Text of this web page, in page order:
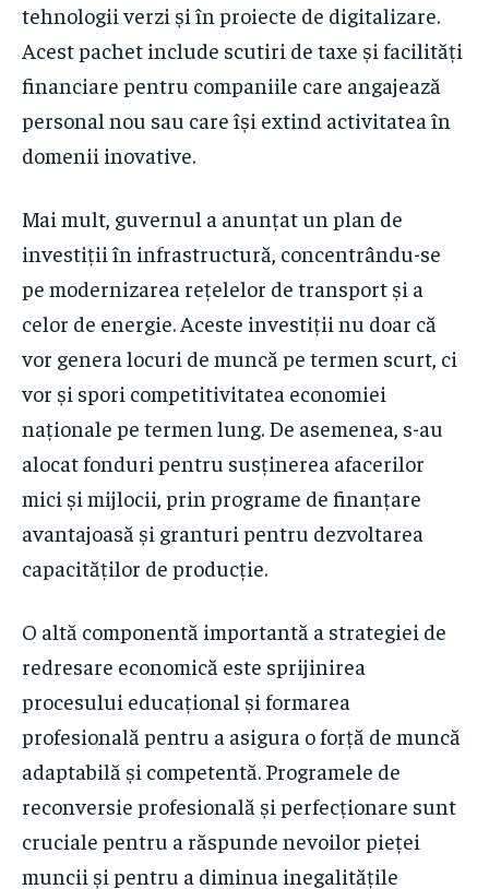
tehnologii verzi și în proiecte de digitalizare.
Acest pachet include scutiri de taxe și facilități
financiare pentru companiile care angajează
personal nou sau care își extind activitatea în
domenii inovative.
Mai mult, guvernul a anunțat un plan de
investiții în infrastructură, concentrându-se
pe modernizarea rețelelor de transport și a
celor de energie. Aceste investiții nu doar că
vor genera locuri de muncă pe termen scurt, ci
vor și spori competitivitatea economiei
naționale pe termen lung. De asemenea, s-au
alocat fonduri pentru susținerea afacerilor
mici și mijlocii, prin programe de finanțare
avantajoasă și granturi pentru dezvoltarea
capacităților de producție.
O altă componentă importantă a strategiei de
redresare economică este sprijinirea
procesului educațional și formarea
profesională pentru a asigura o forță de muncă
adaptabilă și competentă. Programele de
reconversie profesională și perfecționare sunt
cruciale pentru a răspunde nevoilor pieței
muncii și pentru a diminua inegalitățile